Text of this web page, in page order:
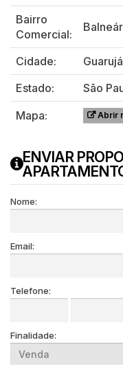
Bairro
Comercial:
Cidade:
Guarujá
Estado:
São
Mapa:
Abrir
ENVIAR
Nome:
Email:
Telefone:
Finalidade: